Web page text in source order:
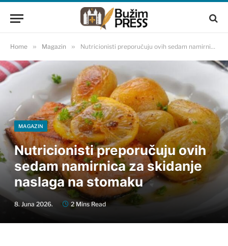
Home » Magazin » Nutricionisti preporučuju ovih sedam namirnica za skidanje naslaga na stomaku
MAGAZIN
Nutricionisti preporučuju ovih
sedam namirnica za skidanje
naslaga na stomaku
8. Juna 2026. 2 Mins Read